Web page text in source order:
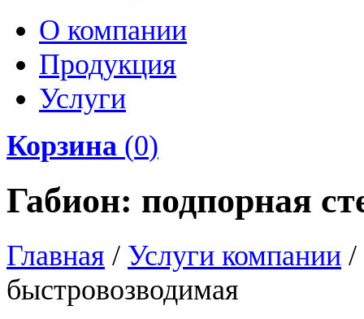
О компании
Продукция
Услуги
Корзина (0)
Габион: подпорная
Главная / Услуги компании /
быстровозводимая